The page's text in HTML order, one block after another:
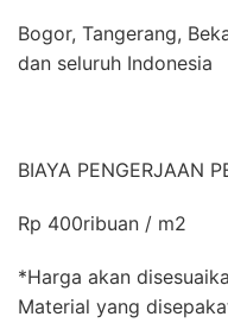
Bogor, Tangerang,
dan seluruh Indonesia
BIAYA PENGERJAAN
Rp 400ribuan / m2
*Harga akan
Material yang